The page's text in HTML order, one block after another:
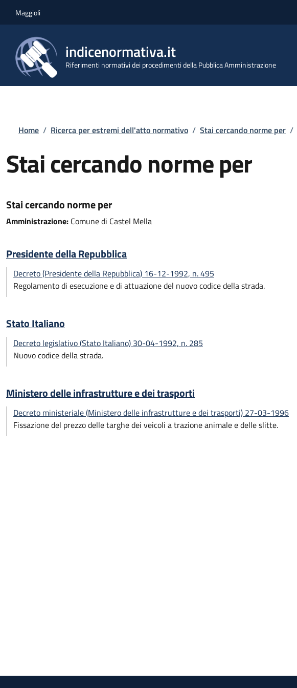
Maggioli
indicenormativa.it
Riferimenti normativi dei procedimenti della Pubblica Amministrazione
Briciole di pane
Home / Ricerca per estremi dell'atto normativo / Stai cercando norme per /
Stai cercando norme per
Stai cercando norme per
Amministrazione: Comune di Castel Mella
Presidente della Repubblica
Decreto (Presidente della Repubblica) 16-12-1992, n. 495
Regolamento di esecuzione e di attuazione del nuovo codice della strada.
Stato Italiano
Decreto legislativo (Stato Italiano) 30-04-1992, n. 285
Nuovo codice della strada.
Ministero delle infrastrutture e dei trasporti
Decreto ministeriale (Ministero delle infrastrutture e dei trasporti) 27-03-1996
Fissazione del prezzo delle targhe dei veicoli a trazione animale e delle slitte.